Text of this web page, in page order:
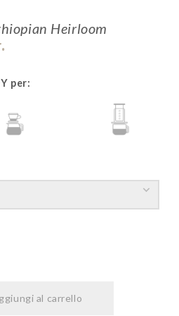
Heirloom
per:
al carrello